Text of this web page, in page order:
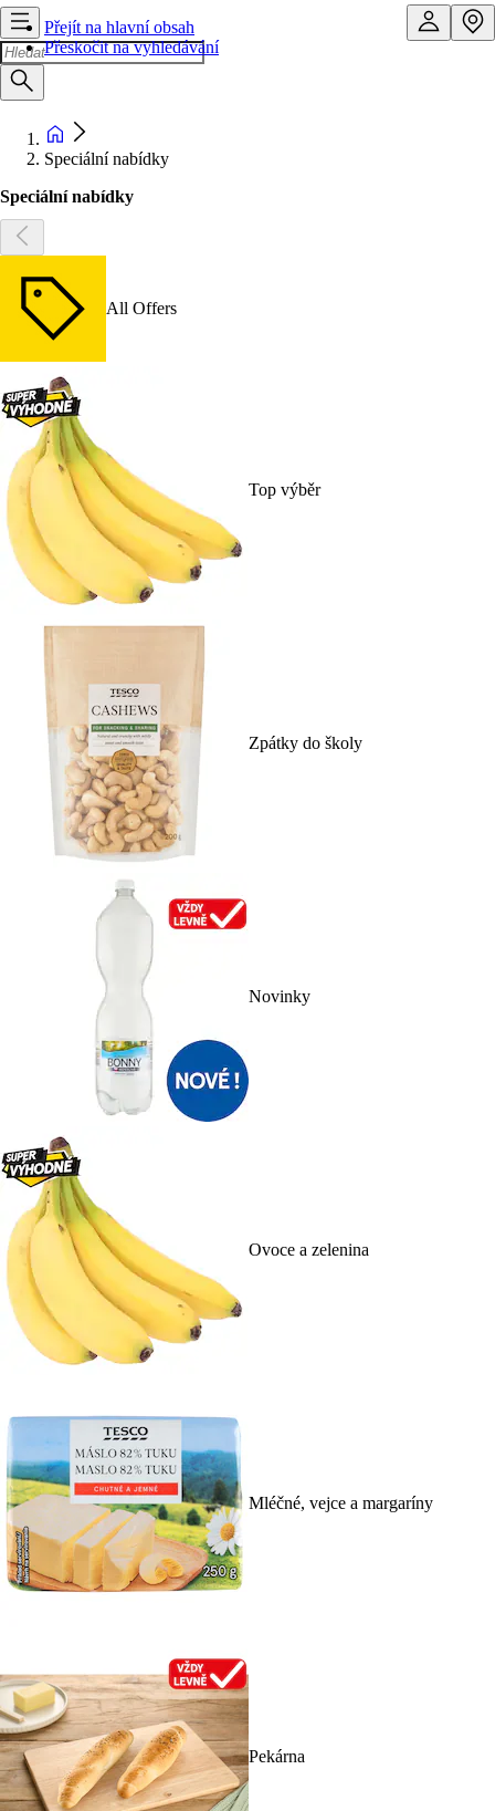
Přejít na hlavní obsah
Přeskočit na vyhledávání
Speciální nabídky
Speciální nabídky
All Offers
Top výběr
Zpátky do školy
Novinky
Ovoce a zelenina
Mléčné, vejce a margaríny
Pekárna